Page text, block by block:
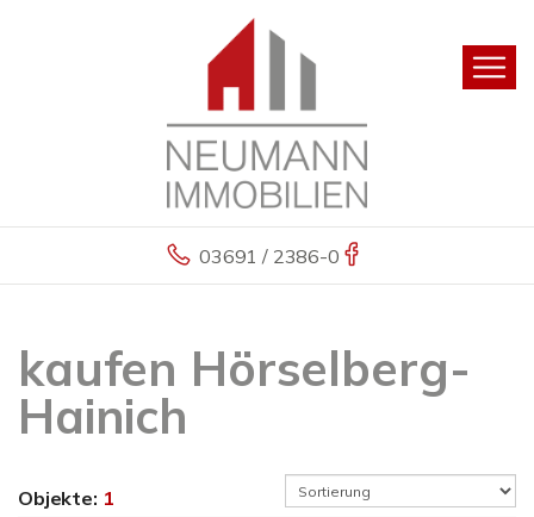
03691 / 2386-0
kaufen Hörselberg-
Hainich
Objekte: 1